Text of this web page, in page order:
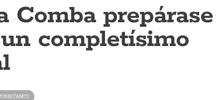
Comba prepárase
completísimo